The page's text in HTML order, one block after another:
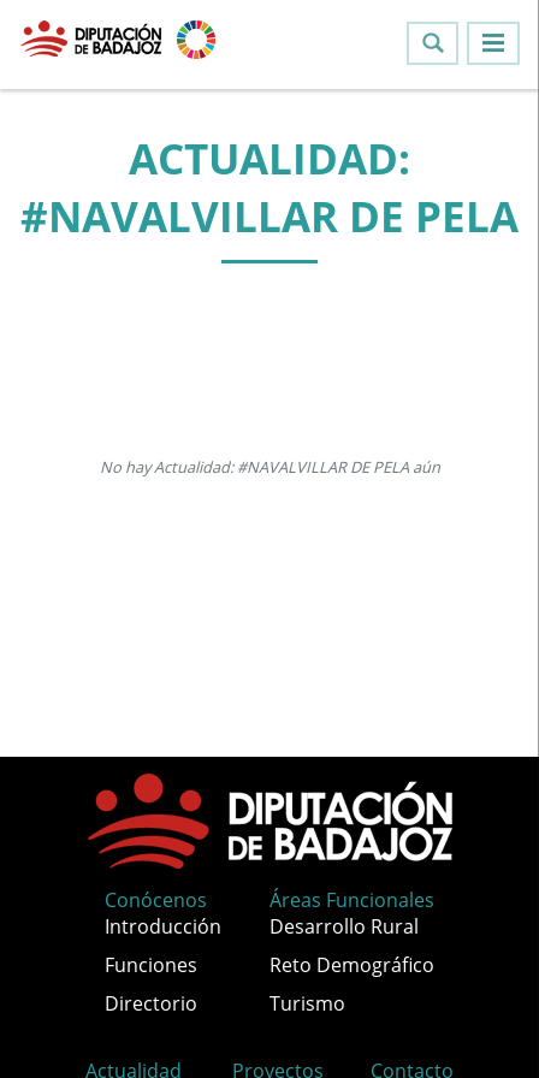
ACTUALIDAD:
#NAVALVILLAR DE PELA
No hay Actualidad: #NAVALVILLAR DE PELA aún
Conócenos
Introducción
Funciones
Directorio
Áreas Funcionales
Desarrollo Rural
Reto Demográfico
Turismo
Actualidad Proyectos Contacto